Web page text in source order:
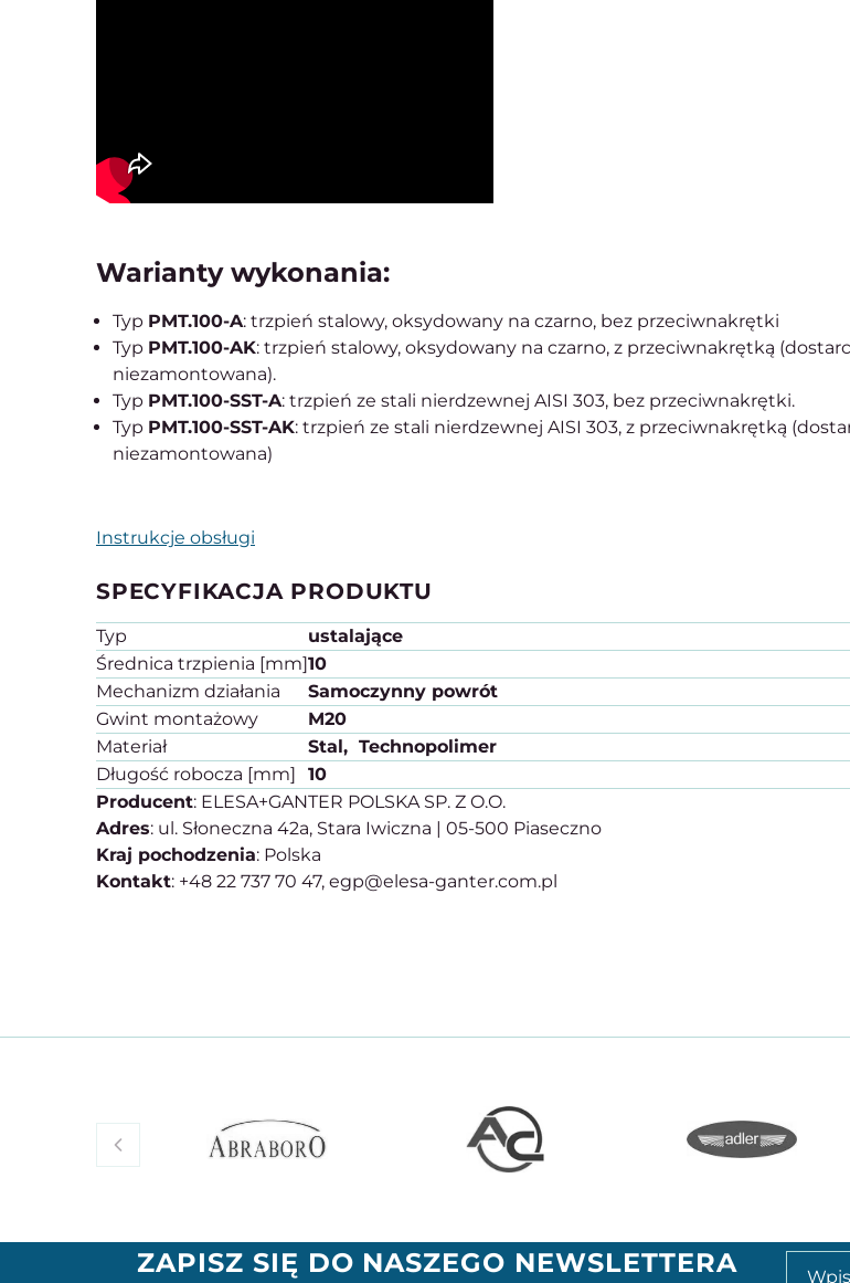
Warianty wykonania:
Typ PMT.100-A: trzpień stalowy, oksydowany na czarno, bez przeciwnakrętki
Typ PMT.100-AK: trzpień stalowy, oksydowany na czarno, z przeciwnakrętką
niezamontowana).
Typ PMT.100-SST-A: trzpień ze stali nierdzewnej AISI 303, bez przeciwnakrętki.
Typ PMT.100-SST-AK: trzpień ze stali nierdzewnej AISI 303, z przeciwnakrętką
niezamontowana)
Instrukcje obsługi
SPECYFIKACJA PRODUKTU
Typ
ustalające
Średnica trzpienia [mm]10
Mechanizm działania
Samoczynny powrót
Gwint montażowy
M20
Materiał
Stal
Technopolimer
Długość robocza [mm]
10
Producent: ELESA+GANTER POLSKA SP. Z O.O.
Adres: ul. Słoneczna 42a, Stara Iwiczna | 05-500 Piaseczno
Kraj pochodzenia: Polska
Kontakt: +48 22 737 70 47, egp@elesa-ganter.com.pl
ZAPISZ SIĘ DO NASZEGO NEWSLETTERA